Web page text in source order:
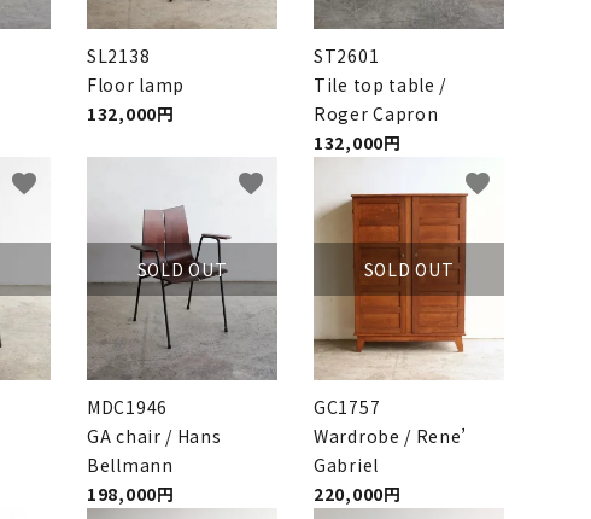
SL2138
Floor lamp
132,000円
ST2601
Tile top table /
Roger Capron
132,000円
favorite
SOLD OUT
MDC1946
GA chair / Hans
Bellmann
198,000円
favorite
SOLD OUT
GC1757
Wardrobe / Rene’
Gabriel
220,000円
favorite